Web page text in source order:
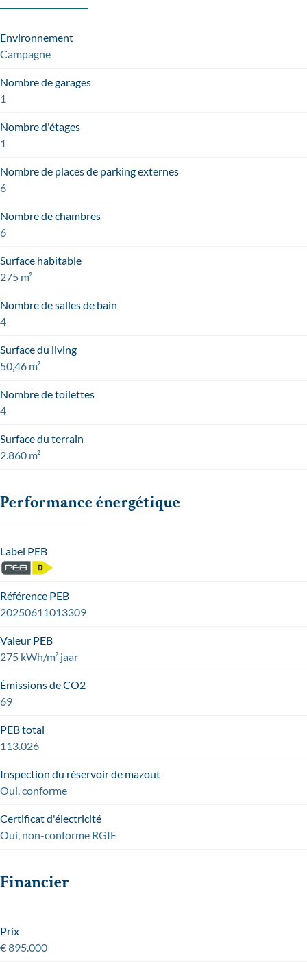
Environnement
Campagne
Nombre de garages
1
Nombre d'étages
1
Nombre de places de parking externes
6
Nombre de chambres
6
Surface habitable
275 m²
Nombre de salles de bain
4
Surface du living
50,46 m²
Nombre de toilettes
4
Surface du terrain
2.860 m²
Performance énergétique
Label PEB
Référence PEB
20250611013309
Valeur PEB
275 kWh/m² jaar
Émissions de CO2
69
PEB total
113.026
Inspection du réservoir de mazout
Oui, conforme
Certificat d'électricité
Oui, non-conforme RGIE
Financier
Prix
€ 895.000